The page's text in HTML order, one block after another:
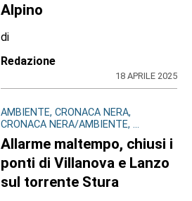
Alpino
di
Redazione
18 APRILE 2025
AMBIENTE, CRONACA NERA,
CRONACA NERA/AMBIENTE, ...
Allarme maltempo, chiusi i
ponti di Villanova e Lanzo
sul torrente Stura